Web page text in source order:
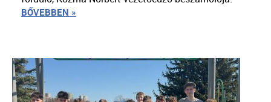
BŐVEBBEN »